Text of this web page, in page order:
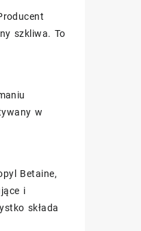
szkliwa. To
w
Betaine,
i
składa